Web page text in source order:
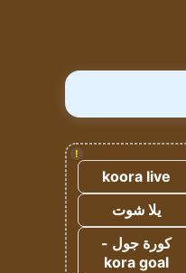
!
koora live
يلا شوت
كورة جول -
kora goal